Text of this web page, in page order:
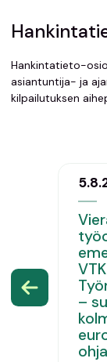
Hankintatieto-
asiantuntija- ja
kilpailutuksen
–